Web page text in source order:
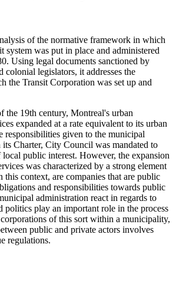
of the normative framework in which
system was put in place and administered
Using legal documents sanctioned by
colonial legislators, it addresses the
the Transit Corporation was set up and
the 19th century, Montreal's urban
expanded at a rate equivalent to its urban
responsibilities given to the municipal
Charter, City Council was mandated to
local public interest. However, the expansion
was characterized by a strong element
this context, are companies that are public
and responsibilities towards public
administration react in regards to
politics play an important role in the process
of this sort within a municipality,
public and private actors involves
regulations.